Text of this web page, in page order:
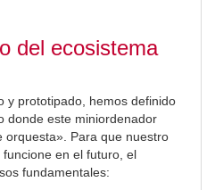
del ecosistema
y prototipado, hemos definido
donde este miniordenador
orquesta». Para que nuestro
en el futuro, el
fundamentales: